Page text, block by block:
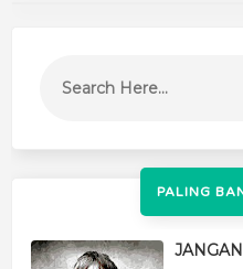
PALING